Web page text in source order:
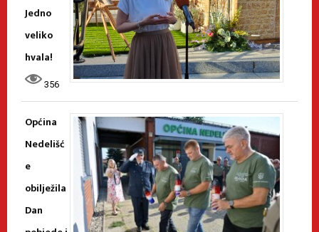
Jedno
veliko
hvala!
356
Općina
Nedelišć
e
obilježila
Dan